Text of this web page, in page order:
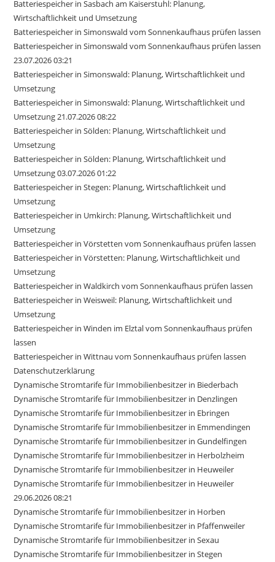
Batteriespeicher in Sasbach am Kaiserstuhl: Planung,
Wirtschaftlichkeit und Umsetzung
Batteriespeicher in Simonswald vom Sonnenkaufhaus prüfen lassen
Batteriespeicher in Simonswald vom Sonnenkaufhaus prüfen lassen
23.07.2026 03:21
Batteriespeicher in Simonswald: Planung, Wirtschaftlichkeit und
Umsetzung
Batteriespeicher in Simonswald: Planung, Wirtschaftlichkeit und
Umsetzung 21.07.2026 08:22
Batteriespeicher in Sölden: Planung, Wirtschaftlichkeit und
Umsetzung
Batteriespeicher in Sölden: Planung, Wirtschaftlichkeit und
Umsetzung 03.07.2026 01:22
Batteriespeicher in Stegen: Planung, Wirtschaftlichkeit und
Umsetzung
Batteriespeicher in Umkirch: Planung, Wirtschaftlichkeit und
Umsetzung
Batteriespeicher in Vörstetten vom Sonnenkaufhaus prüfen lassen
Batteriespeicher in Vörstetten: Planung, Wirtschaftlichkeit und
Umsetzung
Batteriespeicher in Waldkirch vom Sonnenkaufhaus prüfen lassen
Batteriespeicher in Weisweil: Planung, Wirtschaftlichkeit und
Umsetzung
Batteriespeicher in Winden im Elztal vom Sonnenkaufhaus prüfen
lassen
Batteriespeicher in Wittnau vom Sonnenkaufhaus prüfen lassen
Datenschutzerklärung
Dynamische Stromtarife für Immobilienbesitzer in Biederbach
Dynamische Stromtarife für Immobilienbesitzer in Denzlingen
Dynamische Stromtarife für Immobilienbesitzer in Ebringen
Dynamische Stromtarife für Immobilienbesitzer in Emmendingen
Dynamische Stromtarife für Immobilienbesitzer in Gundelfingen
Dynamische Stromtarife für Immobilienbesitzer in Herbolzheim
Dynamische Stromtarife für Immobilienbesitzer in Heuweiler
Dynamische Stromtarife für Immobilienbesitzer in Heuweiler
29.06.2026 08:21
Dynamische Stromtarife für Immobilienbesitzer in Horben
Dynamische Stromtarife für Immobilienbesitzer in Pfaffenweiler
Dynamische Stromtarife für Immobilienbesitzer in Sexau
Dynamische Stromtarife für Immobilienbesitzer in Stegen